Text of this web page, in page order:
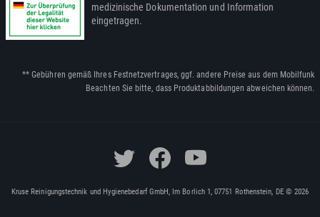
medizinische Dokumentation und Information
eingetragen.
** Gebühren gemäß Ihres Festnetzvertrages, ggf. andere Preise aus dem Mobilfunk
Beachten Sie bitte, dass Produktabbildungen abweichen können.
Kruse Reinigungstechnik und Hygienebedarf GmbH, Im Borlich 1, 07751 Rothenstein, DE © 2026